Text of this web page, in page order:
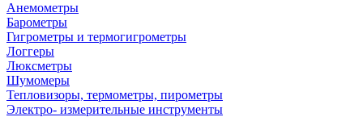
Анемометры
Барометры
Гигрометры и термогигрометры
Логгеры
Люксметры
Шумомеры
Тепловизоры, термометры, пирометры
Электро- измерительные инструменты